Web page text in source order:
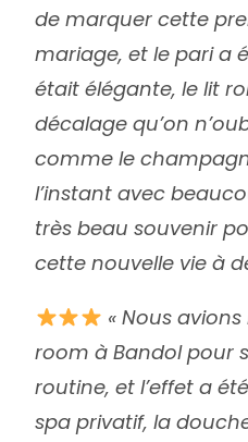
de marquer cette
mariage, et le pari a
était élégante, le lit
décalage qu’on
comme le
l’instant avec
très beau souvenir
cette nouvelle vie à
« Nous
room à Bandol pour
routine, et l’effet a
spa privatif, la